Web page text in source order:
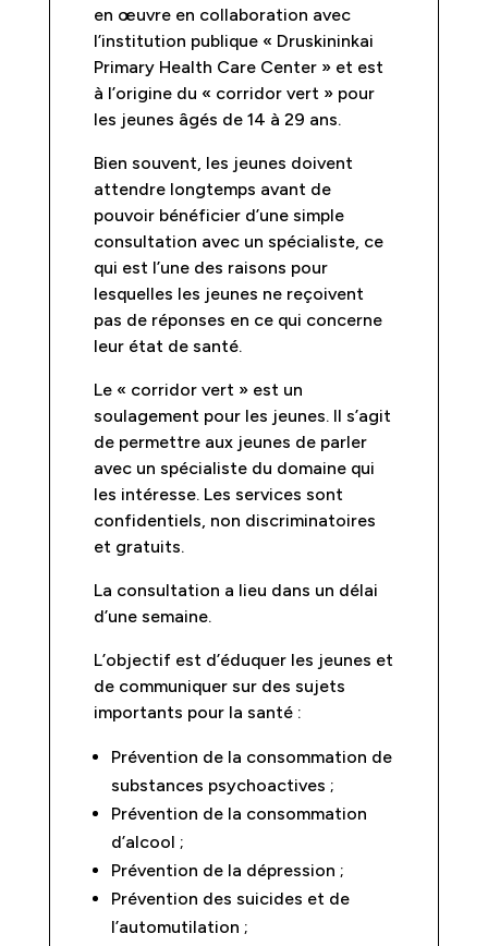
en œuvre en collaboration avec
l’institution publique « Druskininkai
Primary Health Care Center » et est
à l’origine du « corridor vert » pour
les jeunes âgés de 14 à 29 ans.
Bien souvent, les jeunes doivent
attendre longtemps avant de
pouvoir bénéficier d’une simple
consultation avec un spécialiste, ce
qui est l’une des raisons pour
lesquelles les jeunes ne reçoivent
pas de réponses en ce qui concerne
leur état de santé.
Le « corridor vert » est un
soulagement pour les jeunes. Il s’agit
de permettre aux jeunes de parler
avec un spécialiste du domaine qui
les intéresse. Les services sont
confidentiels, non discriminatoires
et gratuits.
La consultation a lieu dans un délai
d’une semaine.
L’objectif est d’éduquer les jeunes et
de communiquer sur des sujets
importants pour la santé :
Prévention de la consommation de
substances psychoactives ;
Prévention de la consommation
d’alcool ;
Prévention de la dépression ;
Prévention des suicides et de
l’automutilation ;